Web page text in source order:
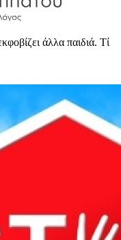
–
άλλα παιδιά. Τί